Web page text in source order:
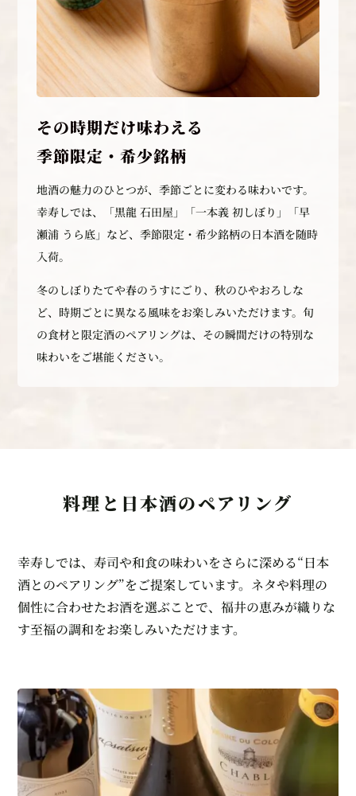
その時期だけ味わえる
季節限定・希少銘柄
地酒の魅力のひとつが、季節ごとに変わる味わいです。
幸寿しでは、「黒龍 石田屋」「一本義 初しぼり」「早
瀬浦 うら底」など、季節限定・希少銘柄の日本酒を随時
入荷。
冬のしぼりたてや春のうすにごり、秋のひやおろしな
ど、時期ごとに異なる風味をお楽しみいただけます。旬
の食材と限定酒のペアリングは、その瞬間だけの特別な
味わいをご堪能ください。
料理と日本酒のペアリング
幸寿しでは、寿司や和食の味わいをさらに深める“日本
酒とのペアリング”をご提案しています。ネタや料理の
個性に合わせたお酒を選ぶことで、福井の恵みが織りな
す至福の調和をお楽しみいただけます。